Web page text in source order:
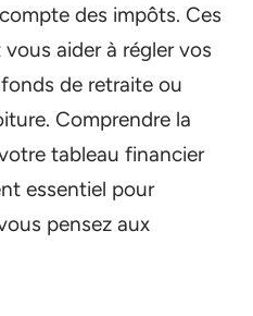
des impôts. Ces
aider à régler vos
de retraite ou
Comprendre la
tableau financier
essentiel pour
pensez aux